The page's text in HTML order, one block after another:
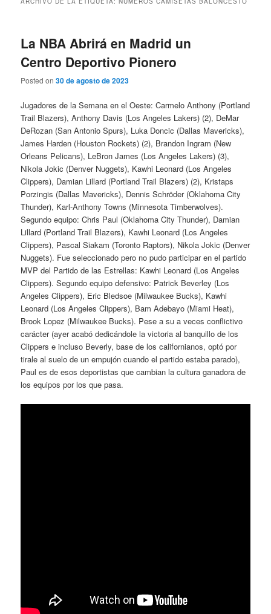
La NBA Abrirá en Madrid un
Centro Deportivo Pionero
Posted on30 de agosto de 2023
Jugadores de la Semana en el Oeste: Carmelo Anthony (Portland
Trail Blazers), Anthony Davis (Los Angeles Lakers) (2), DeMar
DeRozan (San Antonio Spurs), Luka Doncic (Dallas Mavericks),
James Harden (Houston Rockets) (2), Brandon Ingram (New
Orleans Pelicans), LeBron James (Los Angeles Lakers) (3),
Nikola Jokic (Denver Nuggets), Kawhi Leonard (Los Angeles
Clippers), Damian Lillard (Portland Trail Blazers) (2), Kristaps
Porzingis (Dallas Mavericks), Dennis Schröder (Oklahoma City
Thunder), Karl-Anthony Towns (Minnesota Timberwolves).
Segundo equipo: Chris Paul (Oklahoma City Thunder), Damian
Lillard (Portland Trail Blazers), Kawhi Leonard (Los Angeles
Clippers), Pascal Siakam (Toronto Raptors), Nikola Jokic (Denver
Nuggets). Fue seleccionado pero no pudo participar en el partido
MVP del Partido de las Estrellas: Kawhi Leonard (Los Angeles
Clippers). Segundo equipo defensivo: Patrick Beverley (Los
Angeles Clippers), Eric Bledsoe (Milwaukee Bucks), Kawhi
Leonard (Los Angeles Clippers), Bam Adebayo (Miami Heat),
Brook Lopez (Milwaukee Bucks). Pese a su a veces conflictivo
carácter (ayer acabó dedicándole la victoria al banquillo de los
Clippers e incluso Beverly, base de los californianos, optó por
tirale al suelo de un empujón cuando el partido estaba parado),
Paul es de esos deportistas que cambian la cultura ganadora de
los equipos por los que pasa.